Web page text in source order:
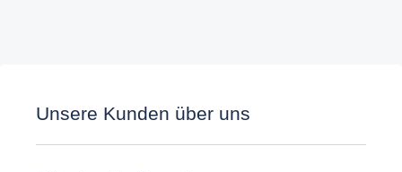
Unsere Kunden über uns